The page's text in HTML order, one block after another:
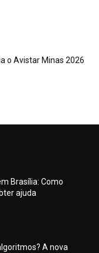
o Avistar Minas 2026
Brasília: Como
ajuda
A nova